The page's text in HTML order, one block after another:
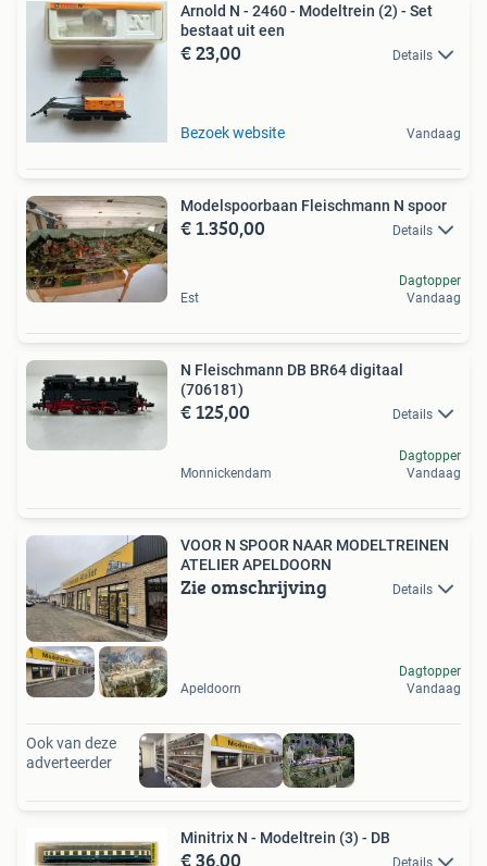
Arnold N - 2460 - Modeltrein (2) - Set
bestaat uit een
€ 23,00 Details
Bezoek website Vandaag
Modelspoorbaan Fleischmann N spoor
€ 1.350,00 Details
Est
Dagtopper
Vandaag
N Fleischmann DB BR64 digitaal
(706181)
€ 125,00 Details
Monnickendam
Dagtopper
Vandaag
VOOR N SPOOR NAAR MODELTREINEN
ATELIER APELDOORN
Zie omschrijving Details
Apeldoorn
Dagtopper
Vandaag
Ook van deze
adverteerder
Minitrix N - Modeltrein (3) - DB
€ 36,00 Details